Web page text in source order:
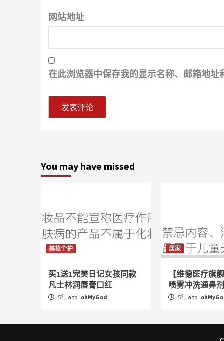
网站地址
在此浏览器中保存我的显示名称、邮箱地
You may have missed
美妆个护
买1送1完美日记女孩同款
凡士林润唇膏口红
5年 ago ohMyGod
居家
【维德医疗旗
喷雾冲洗通鼻剂
5年 ago